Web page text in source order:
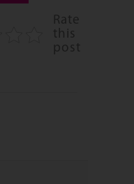
Rate
this
post